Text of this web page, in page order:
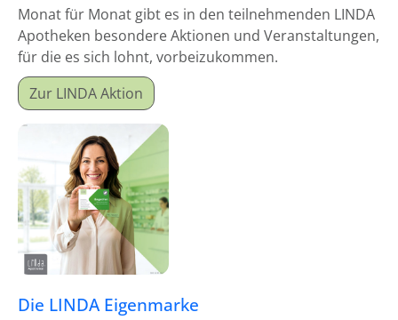
Monat für Monat gibt es in den teilnehmenden LINDA
Apotheken besondere Aktionen und Veranstaltungen,
für die es sich lohnt, vorbeizukommen.
Zur LINDA Aktion
Die LINDA Eigenmarke